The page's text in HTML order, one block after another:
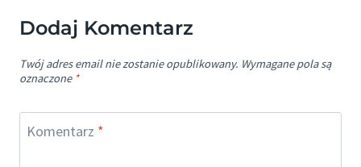
Dodaj Komentarz
Twój adres email nie zostanie opublikowany. Wymagane pola są
oznaczone *
Komentarz *